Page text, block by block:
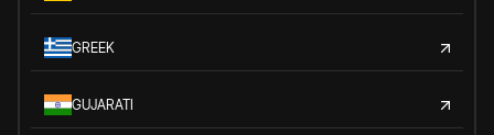
GREEK
GUJARATI